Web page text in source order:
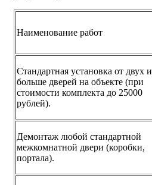
Наименование работ
Стандартная установка от двух и
больше дверей на объекте (при
стоимости комплекта до 25000
рублей).
Демонтаж любой стандартной
межкомнатной двери (коробки,
портала).